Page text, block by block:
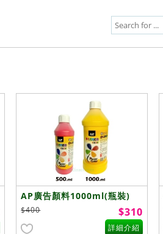
AP廣告顏料1000ml(瓶裝)
$400 $310
詳細介紹